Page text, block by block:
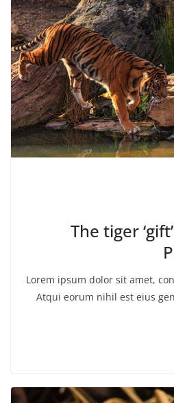
The tiger
Lorem ipsum dolor sit amet,
Atqui eorum nihil est eius